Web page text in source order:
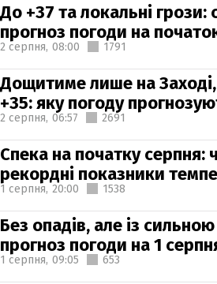
До +37 та локальні грози:
прогноз погоди на
2 серпня, 08:00 1791
Дощитиме лише на
+35: яку погоду
2 серпня, 06:57 2691
Спека на початку серпня:
рекордні показники
1 серпня, 20:00 1538
Без опадів, але із
прогноз погоди на 1
1 серпня, 09:05 653